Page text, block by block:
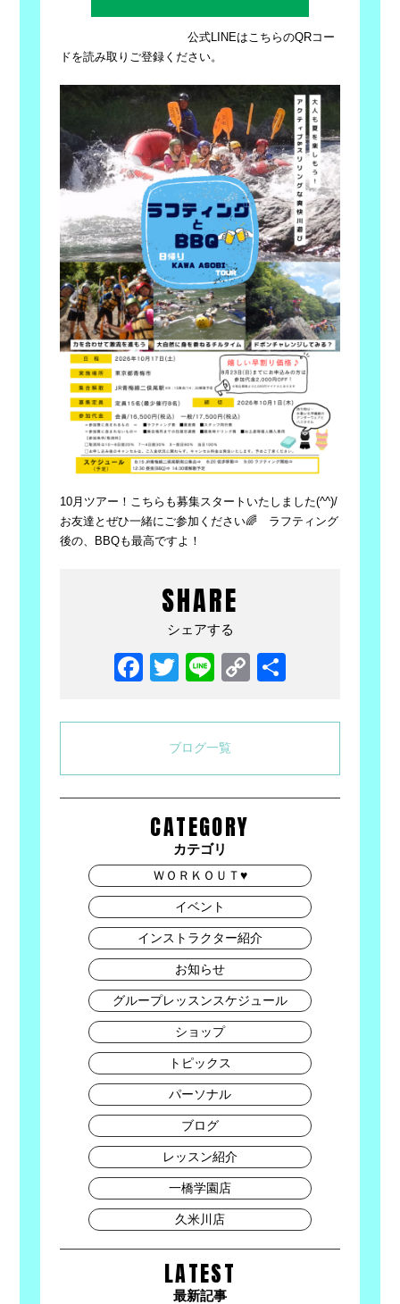
公式LINEはこちらのQRコー
ドを読み取りご登録ください。
10月ツアー！こちらも募集スタートいたしました(^^)/
お友達とぜひ一緒にご参加ください🌈 ラフティング
後の、BBQも最高ですよ！
SHARE
シェアする
Facebook
Twitter
LineCopy
ブログ一覧
CATEGORY
カテゴリ
ＷＯＲＫＯＵＴ♥
イベント
インストラクター紹介
お知らせ
グループレッスンスケジュール
ショップ
トピックス
パーソナル
ブログ
レッスン紹介
一橋学園店
久米川店
LATEST
最新記事